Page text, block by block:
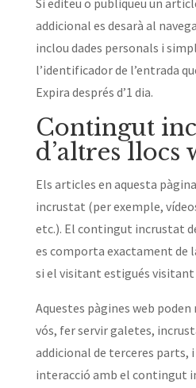
Si editeu o publiqueu un
addicional es desarà al
inclou dades personals i
l’identificador de l’entrada
Expira després d’1 dia.
Contingut
d’altres llocs
Els articles en aquesta
incrustat (per exemple,
etc.). El contingut incrustat
es comporta exactament de
si el visitant estigués visitant
Aquestes pàgines web
vós, fer servir galetes,
addicional de terceres parts,
interacció amb el contingut